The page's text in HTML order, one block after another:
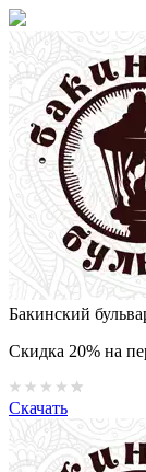
Бакинский
Скидка 20% на
Скачать